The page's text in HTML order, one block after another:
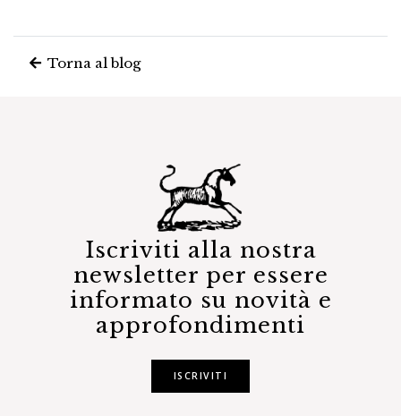
Torna al blog
Iscriviti alla nostra
newsletter per essere
informato su novità e
approfondimenti
ISCRIVITI